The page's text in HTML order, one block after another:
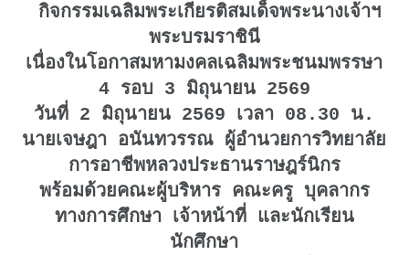
กิจกรรมเฉลิมพระเกียรติสมเด็จพระนางเจ้าฯ
พระบรมราชินี
เนื่องในโอกาสมหามงคลเฉลิมพระชนมพรรษา
4 รอบ 3 มิถุนายน 2569
วันที่ 2 มิถุนายน 2569 เวลา 08.30 น.
นายเจษฎา อนันทวรรณ ผู้อำนวยการวิทยาลัย
การอาชีพหลวงประธานราษฎร์นิกร
พร้อมด้วยคณะผู้บริหาร คณะครู บุคลากร
ทางการศึกษา เจ้าหน้าที่ และนักเรียน
นักศึกษา